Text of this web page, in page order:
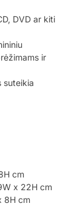
DVD ar kiti
ir
suteikia
cm
x 22H cm
8H cm